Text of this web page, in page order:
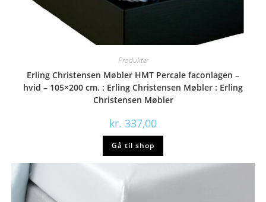
Produkter
Erling Christensen Møbler HMT Percale faconlagen –
hvid – 105×200 cm. : Erling Christensen Møbler : Erling
Christensen Møbler
kr. 337,00
Gå til shop